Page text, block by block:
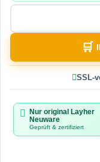
SSL-
Nur original Layher
Neuware
Geprüft & zertifiziert